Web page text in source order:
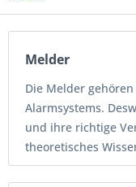
Melder
Die Melder
Alarmsystems.
und ihre richtige
theoretisches